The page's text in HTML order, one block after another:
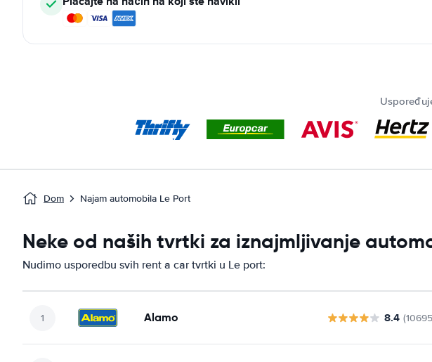
Dom Najam automobila Le Port
Neke od naših tvrtki za iznajmljivanje
Nudimo usporedbu svih rent a car tvrtki u Le port:
Alamo 8.4